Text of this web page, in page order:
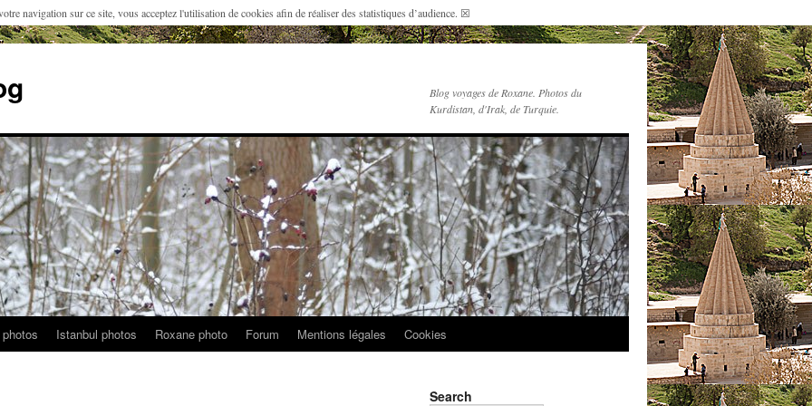
Blog voyages de Roxane. Photos du
Kurdistan, d'Irak, de Turquie.
Istanbul photos Roxane photo Forum Mentions légales Cookies
Search
navigation sur ce site, vous acceptez l'utilisation de cookies afin de réaliser des statistiques d’audience. ☒